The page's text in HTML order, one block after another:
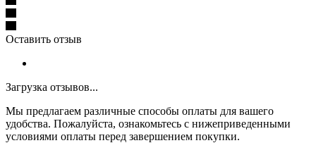
Оставить отзыв
Загрузка отзывов...
Мы предлагаем различные способы оплаты для вашего
удобства. Пожалуйста, ознакомьтесь с нижеприведенными
условиями оплаты перед завершением покупки.